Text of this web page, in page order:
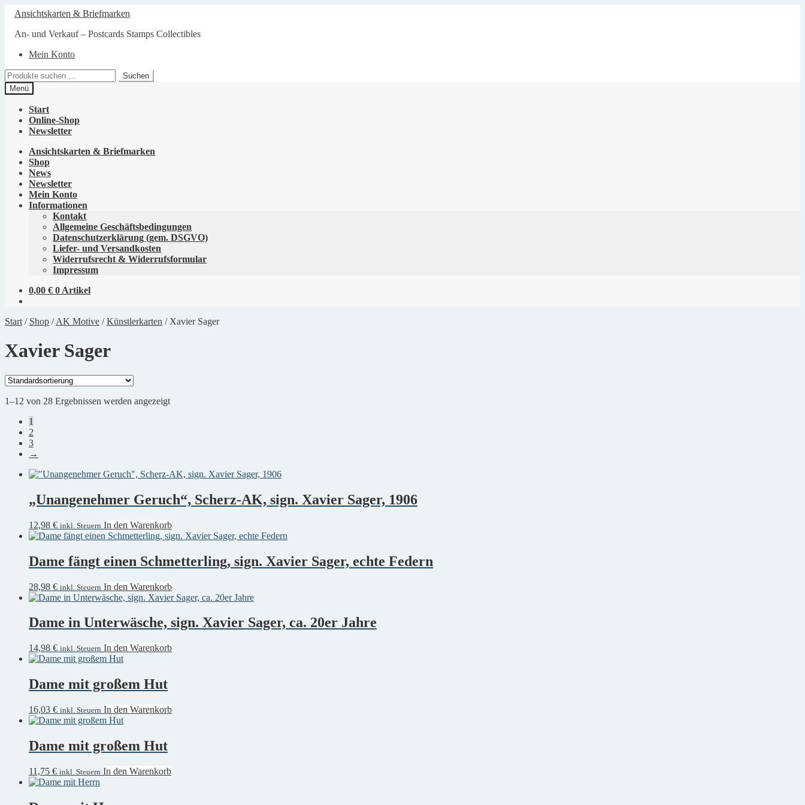
Zur
Navigation
springen
Zum
Inhalt
springen
Ansichtskarten & Briefmarken
An- und Verkauf – Postcards Stamps Collectibles
Mein Konto
Suchen
nach:
Suchen
Menü
Start
Online-Shop
Newsletter
Ansichtskarten & Briefmarken
Shop
News
Newsletter
Mein Konto
Informationen
Kontakt
Allgemeine Geschäftsbedingungen
Datenschutzerklärung (gem. DSGVO)
Liefer- und Versandkosten
Widerrufsrecht & Widerrufsformular
Impressum
0,00 € 0 Artikel
Start / Shop /AK Motive /Künstlerkarten / Xavier Sager
Xavier Sager
1–12 von 28 Ergebnissen werden angezeigt
1
2
3
→
„Unangenehmer Geruch“, Scherz-AK, sign. Xavier Sager, 1906
12,98 € inkl. Steuern In den Warenkorb
Dame fängt einen Schmetterling, sign. Xavier Sager, echte Federn
28,98 € inkl. Steuern In den Warenkorb
Dame in Unterwäsche, sign. Xavier Sager, ca. 20er Jahre
14,98 € inkl. Steuern In den Warenkorb
Dame mit großem Hut
16,03 € inkl. Steuern In den Warenkorb
Dame mit großem Hut
11,75 € inkl. Steuern In den Warenkorb